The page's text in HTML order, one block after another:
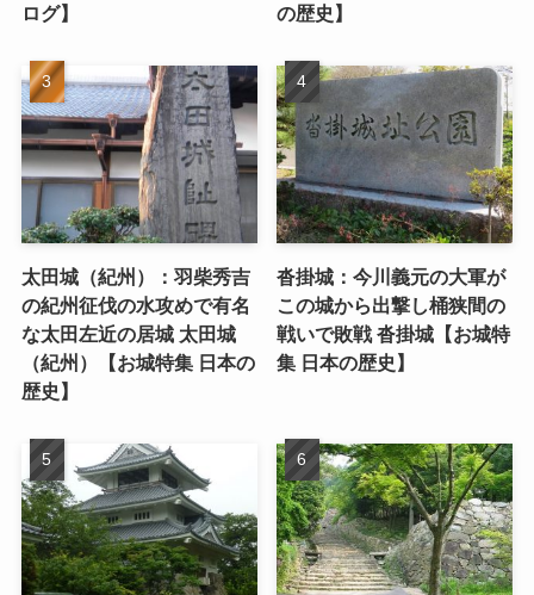
ログ】
の歴史】
太田城（紀州）：羽柴秀吉
の紀州征伐の水攻めで有名
な太田左近の居城 太田城
（紀州）【お城特集 日本の
歴史】
沓掛城：今川義元の大軍が
この城から出撃し桶狭間の
戦いで敗戦 沓掛城【お城特
集 日本の歴史】